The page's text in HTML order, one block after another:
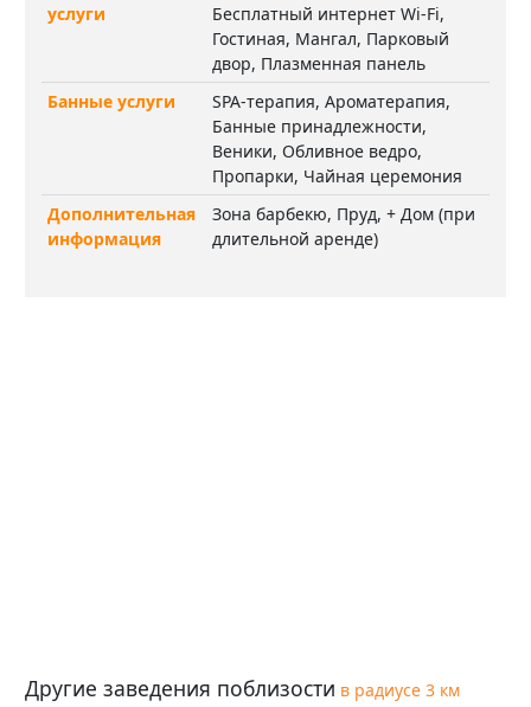
услуги
Бесплатный интернет Wi-Fi,
Гостиная, Мангал, Парковый
двор, Плазменная панель
Банные услуги
SPA-терапия, Ароматерапия,
Банные принадлежности,
Веники, Обливное ведро,
Пропарки, Чайная церемония
Дополнительная
информация
Зона барбекю, Пруд, + Дом (при
длительной аренде)
Другие заведения поблизости в радиусе 3 км